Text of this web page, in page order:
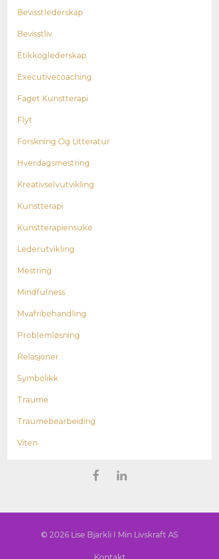
Bevisstlederskap
Bevisstliv
Etikkoglederskap
Executivecoaching
Faget Kunstterapi
Flyt
Forskning Og Litteratur
Hverdagsmestring
Kreativselvutvikling
Kunstterapi
Kunstterapiensuke
Lederutvikling
Mestring
Mindfulness
Mvafribehandling
Problemløsning
Relasjoner
Symbolikk
Traume
Traumebearbeiding
Viten
© 2026 Lise Bjarkli I Min Livskraft AS
Kontakt